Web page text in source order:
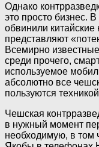
Однако
это просто бизнес.
обвинили
представляют
Всемирно
среди прочего,
используемое
абсолютно все
пользуются
Чешская
в нужный момент
необходимую, в том